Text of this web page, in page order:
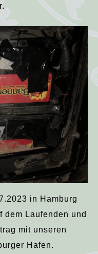
in Hamburg
Laufenden und
mit unseren
Hafen.